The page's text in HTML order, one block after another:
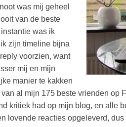
was mij geheel
van de beste
was ik
zijn timeline bijna
voorzien, want
mij en mijn
manier te kakken
al mijn 175 beste vrienden op
kritiek had op mijn blog, en alle
lovende reacties opgeleverd,